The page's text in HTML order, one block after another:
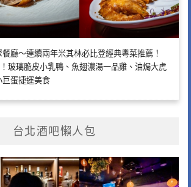
餐廳～連續兩年米其林必比登經典粵菜推薦！
玻璃脆皮小乳鴨、魚翅濃湯一品雞、油焗大虎
巨蛋捷運美食
台北酒吧懶人包